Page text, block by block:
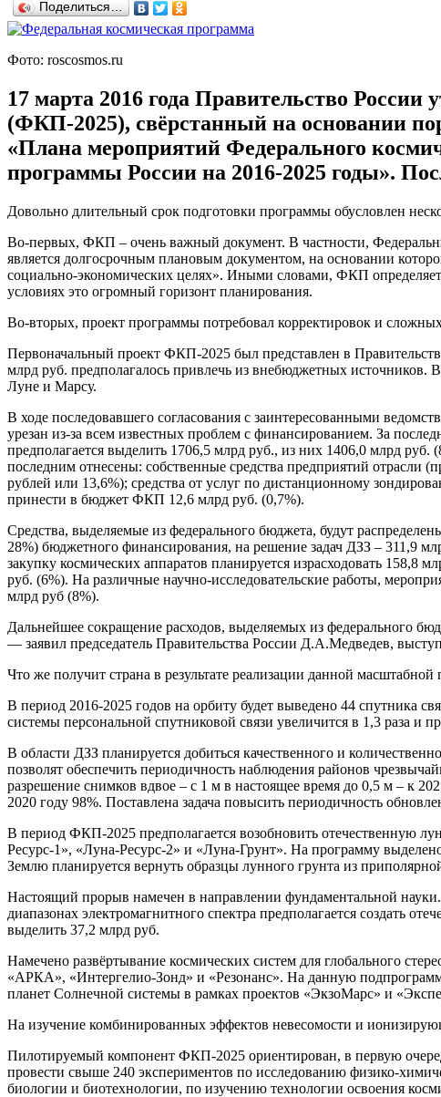
Поделиться…
Фото: roscosmos.ru
17 марта 2016 года Правительство
(ФКП-2025), свёрстанный на основании
«Плана мероприятий Федерального
программы России на 2016-2025 годы».
Довольно длительный срок подготовки программы обусловлен
Во-первых, ФКП – очень важный документ. В частности,
является долгосрочным плановым документом, на основании
социально-экономических целях». Иными словами, ФКП
условиях это огромный горизонт планирования.
Во-вторых, проект программы потребовал корректировок и
Первоначальный проект ФКП-2025 был представлен в
млрд руб. предполагалось привлечь из внебюджетных источников.
Луне и Марсу.
В ходе последовавшего согласования с заинтересованными
урезан из-за всем известных проблем с финансированием. За
предполагается выделить 1706,5 млрд руб., из них 1406,0 млрд
последним отнесены: собственные средства предприятий отрасли
рублей или 13,6%); средства от услуг по дистанционному
принести в бюджет ФКП 12,6 млрд руб. (0,7%).
Средства, выделяемые из федерального бюджета, будут
28%) бюджетного финансирования, на решение задач ДЗЗ – 311,9
закупку космических аппаратов планируется израсходовать 158,8
руб. (6%). На различные научно-исследовательские работы,
млрд руб (8%).
Дальнейшее сокращение расходов, выделяемых из федерального
— заявил председатель Правительства России Д.А.Медведев,
Что же получит страна в результате реализации данной
В период 2016-2025 годов на орбиту будет выведено 44 спутника
системы персональной спутниковой связи увеличится в 1,3 раза и
В области ДЗЗ планируется добиться качественного и
позволят обеспечить периодичность наблюдения районов
разрешение снимков вдвое – с 1 м в настоящее время до 0,5 м – к
2020 году 98%. Поставлена задача повысить периодичность
В период ФКП-2025 предполагается возобновить отечественную
Ресурс-1», «Луна-Ресурс-2» и «Луна-Грунт». На программу
Землю планируется вернуть образцы лунного грунта из
Настоящий прорыв намечен в направлении фундаментальной
диапазонах электромагнитного спектра предполагается создать
выделить 37,2 млрд руб.
Намечено развёртывание космических систем для глобального
«АРКА», «Интергелио-Зонд» и «Резонанс». На данную
планет Солнечной системы в рамках проектов «ЭкзоМарс» и
На изучение комбинированных эффектов невесомости и
Пилотируемый компонент ФКП-2025 ориентирован, в первую
провести свыше 240 экспериментов по исследованию физико-
биологии и биотехнологии, по изучению технологии освоения